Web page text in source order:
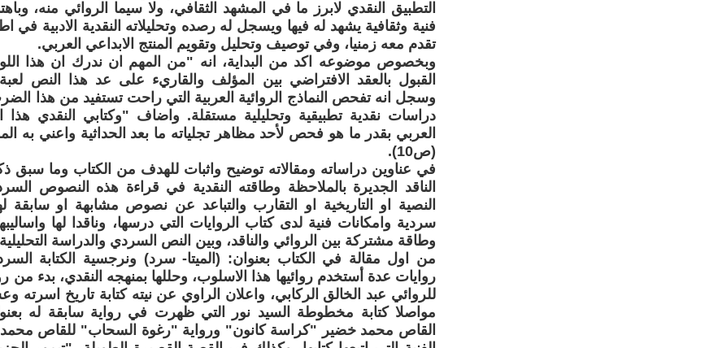
التطبيق النقدي لابرز ما في المشهد الثقافي، ولا سيما الروائي منه،
فنية وثقافية يشهد له فيها ويسجل له رصده وتحليلاته النقدية الادبية في
تقدم معه زمنيا، وفي توصيف وتحليل وتقويم المنتج الابداعي العربي.
وبخصوص موضوعه اكد من البداية، انه "من المهم ان ندرك ان هذا
وسجل انه تفحص النماذج الروائية العربية التي راحت تستفيد من هذا
دراسات نقدية تطبيقية وتحليلية مستقلة. واضاف "وكتابي النقدي هذا
العربي بقدر ما هو فحص لأحد مظاهر تجلياته ما بعد الحداثية واعني به
(ص10).
في عناوين دراساته ومقالاته توضيح واثبات للهدف من الكتاب وما سبق
الناقد الجديرة بالملاحظة وطاقته النقدية في قراءة هذه النصوص
النصية او التاريخية او التقارب والتباعد عن نصوص مشابهة او
سردية وامكانات فنية لدى كتاب الروايات التي درسها، وناقدا لها
وطاقة مشتركة بين الروائي والناقد، وبين النص السردي والدراسة
من اول مقالة في الكتاب بعنوان: (الميتا- سرد) ونرجسية الكتابة
روايات عدة أستخدم روائيها هذا الاسلوب، وحللها بمنهجه النقدي، بدء من
للروائي عبد الخالق الركابي، واعلان الراوي عن نيته كتابة تاريخ اسرته
مواصلا كتابة مخطوطة السيد نور التي ظهرت في رواية سابقة له
القاص محمد خضير "كراسة كانون" ورواية "رغوة السحاب" للقاص محمد